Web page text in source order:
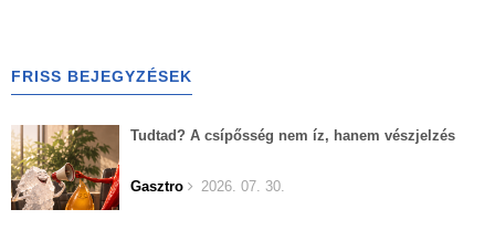
FRISS BEJEGYZÉSEK
Tudtad? A csípősség nem íz, hanem vészjelzés
Gasztro 2026. 07. 30.